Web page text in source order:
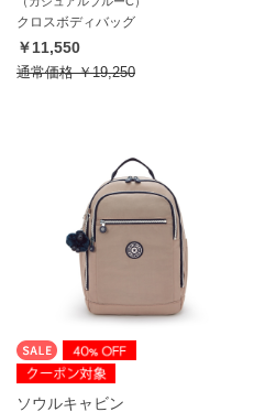
クロスボディバッグ
￥11,550
通常価格￥19,250
ソウルキャビン